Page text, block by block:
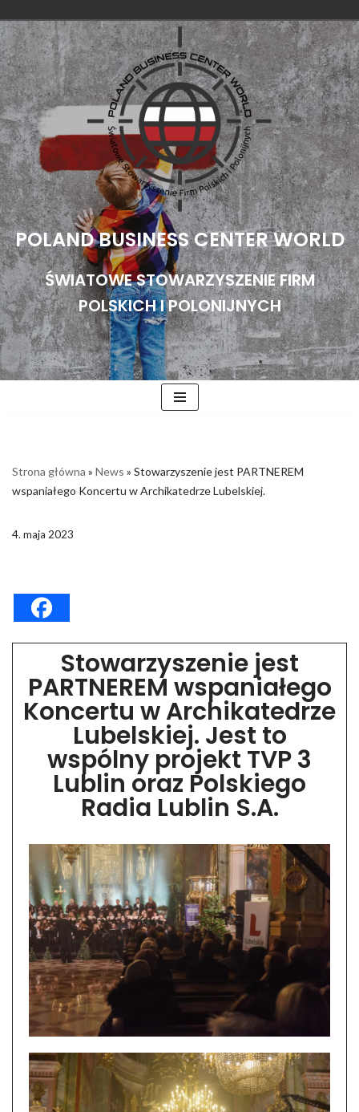
Przejdź
do
treści
POLAND BUSINESS CENTER WORLD
ŚWIATOWE STOWARZYSZENIE FIRM
POLSKICH I POLONIJNYCH
Strona główna » News » Stowarzyszenie jest PARTNEREM
wspaniałego Koncertu w Archikatedrze Lubelskiej.
4. maja 2023
Stowarzyszenie jest
PARTNEREM wspaniałego
Koncertu w Archikatedrze
Lubelskiej. Jest to
wspólny projekt TVP 3
Lublin oraz Polskiego
Radia Lublin S.A.